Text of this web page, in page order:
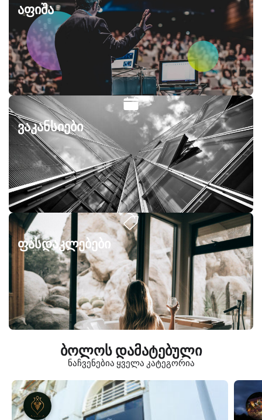
აფიშა
ვაკანსიები
ფასდაკლებები
ბოლოს დამატებული
ნაჩვენებია ყველა კატეგორია